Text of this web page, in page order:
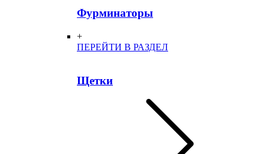
Фурминаторы
+
ПЕРЕЙТИ В РАЗДЕЛ
Щетки